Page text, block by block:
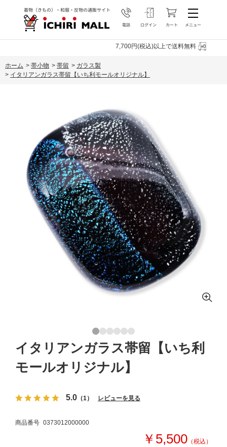
7,700円(税込)以上で送料無料
ホーム > 帯小物 > 帯留 > ガラス製
> イタリアンガラス帯留【いち利モールオリジナル】
イタリアンガラス帯留【いち利
モールオリジナル】
5.0 （1） レビューを見る
商品番号 0373012000000
￥5,500 （税込）